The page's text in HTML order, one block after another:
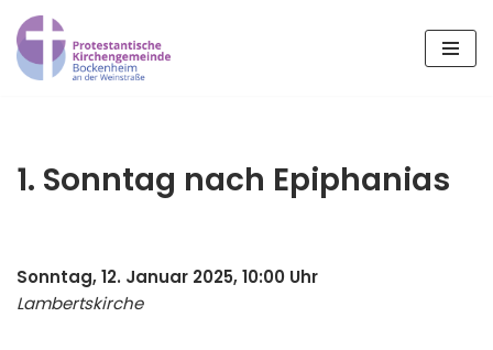
Zum
Inhalt
1. Sonntag nach Epiphanias
Sonntag, 12. Januar 2025, 10:00 Uhr
Lambertskirche